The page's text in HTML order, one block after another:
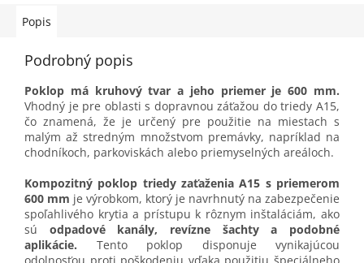
Popis
Podrobný popis
Poklop má kruhový tvar a jeho priemer je 600 mm.
Vhodný je pre oblasti s dopravnou záťažou do triedy A15,
čo znamená, že je určený pre použitie na miestach s
malým až stredným množstvom premávky, napríklad na
chodníkoch, parkoviskách alebo priemyselných areáloch.
Kompozitný poklop triedy zaťaženia A15 s priemerom
600 mm je výrobkom, ktorý je navrhnutý na zabezpečenie
spoľahlivého krytia a prístupu k rôznym inštaláciám, ako
sú
odpadové kanály, revízne šachty a podobné
aplikácie.
Tento poklop disponuje vynikajúcou